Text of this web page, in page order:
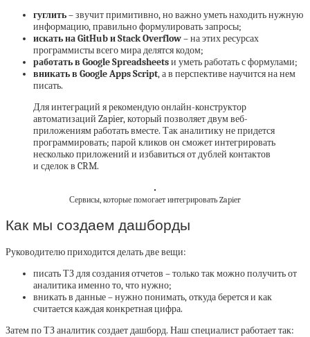
гуглить– звучит примитивно, но важно уметь находить нужную
информацию, правильно формулировать запросы;
искать на GitHub и Stack Overflow– на этих ресурсах
программисты всего мира делятся кодом;
работать в Google Spreadsheetsи уметь работать с формулами;
вникать в Google Apps Script, а в перспективе научится на нем
писать.
Для интеграций я рекомендую онлайн-конструктор
автоматизаций Zapier, который позволяет двум веб-
приложениям работать вместе. Так аналитику не придется
программировать; парой кликов он сможет интегрировать
несколько приложений и избавиться от дублей контактов
и сделок в CRM.
Сервисы, которые помогает интегрировать Zapier
Как мы создаем дашборды
Руководителю приходится делать две вещи:
писать ТЗ для создания отчетов – только так можно получить от
аналитика именно то, что нужно;
вникать в данные – нужно понимать, откуда берется и как
считается каждая конкретная цифра.
Затем по ТЗ аналитик создает дашборд. Наш специалист работает так: